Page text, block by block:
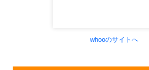
whooのサイトへ